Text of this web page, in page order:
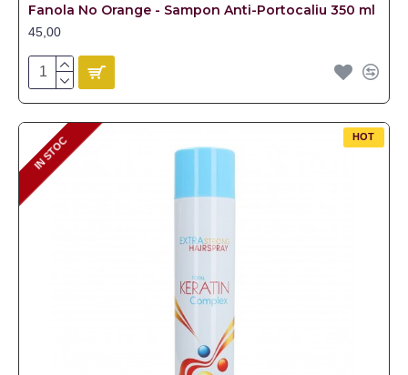
Fanola No Orange - Sampon Anti-Portocaliu 350 ml
45,00
HOT
IN STOC
IN STOC